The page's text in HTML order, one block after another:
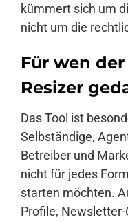
kümmert sich um
nicht um die
Für wen
Resizer
Das Tool ist
Selbständige,
Betreiber und
nicht für jedes
starten möchten.
Profile,